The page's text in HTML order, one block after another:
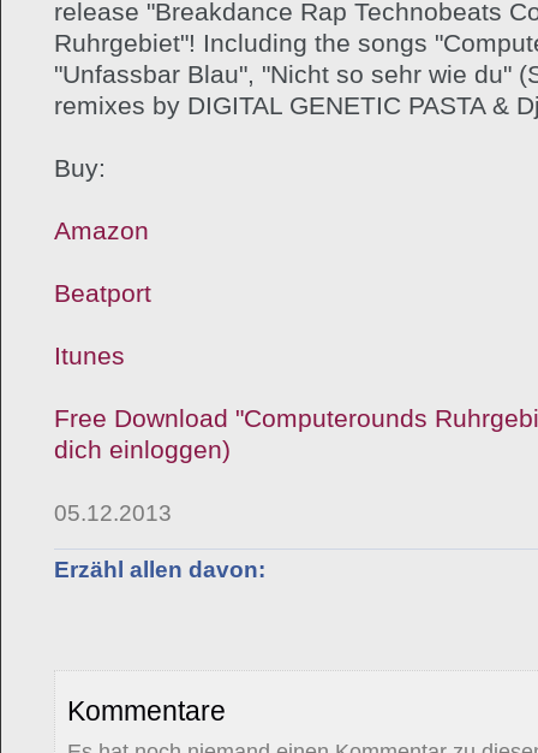
release "Breakdance Rap Technobeats
Ruhrgebiet"! Including the songs
"Unfassbar Blau", "Nicht so sehr wie du"
remixes by DIGITAL GENETIC PASTA &
Buy:
Amazon
Beatport
Itunes
Free Download "Computerounds
dich einloggen)
05.12.2013
Erzähl allen davon:
Kommentare